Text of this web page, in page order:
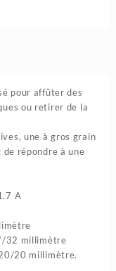
pour affûter des
ou retirer de la
une à gros grain
répondre à une
A
32 millimètre
20 millimètre.